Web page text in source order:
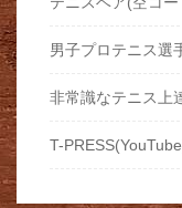
男子プロテニス選
非常識なテニス上
T-